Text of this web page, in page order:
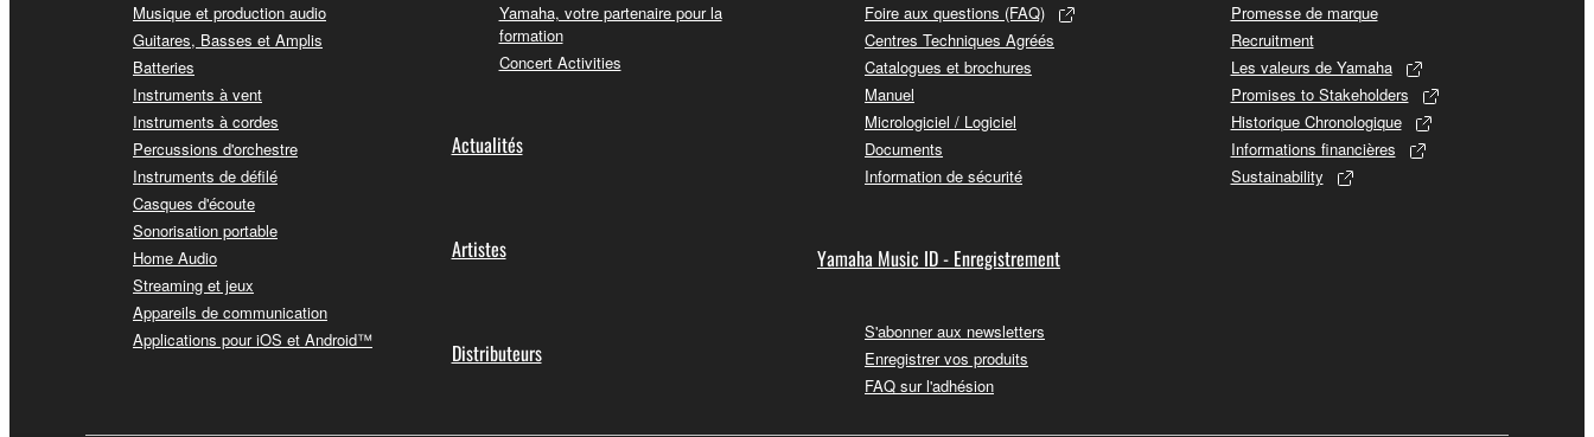
Musique et production audio
Guitares, Basses et Amplis
Batteries
Instruments à vent
Instruments à cordes
Percussions d'orchestre
Instruments de défilé
Casques d'écoute
Sonorisation portable
Home Audio
Streaming et jeux
Appareils de communication
Applications pour iOS et Android™
Yamaha, votre partenaire pour la
formation
Concert Activities
Actualités
Artistes
Distributeurs
Foire aux questions (FAQ)
Centres Techniques Agréés
Catalogues et brochures
Manuel
Micrologiciel / Logiciel
Documents
Information de sécurité
Yamaha Music ID - Enregistrement
S'abonner aux newsletters
Enregistrer vos produits
FAQ sur l'adhésion
Promesse de marque
Recruitment
Les valeurs de Yamaha
Promises to Stakeholders
Historique Chronologique
Informations financières
Sustainability